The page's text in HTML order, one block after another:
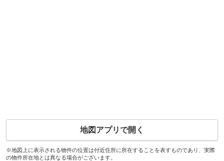
地図アプリで開く
※地図上に表示される物件の位置は付近住所に所在することを表すものであり、実際
の物件所在地とは異なる場合がございます。